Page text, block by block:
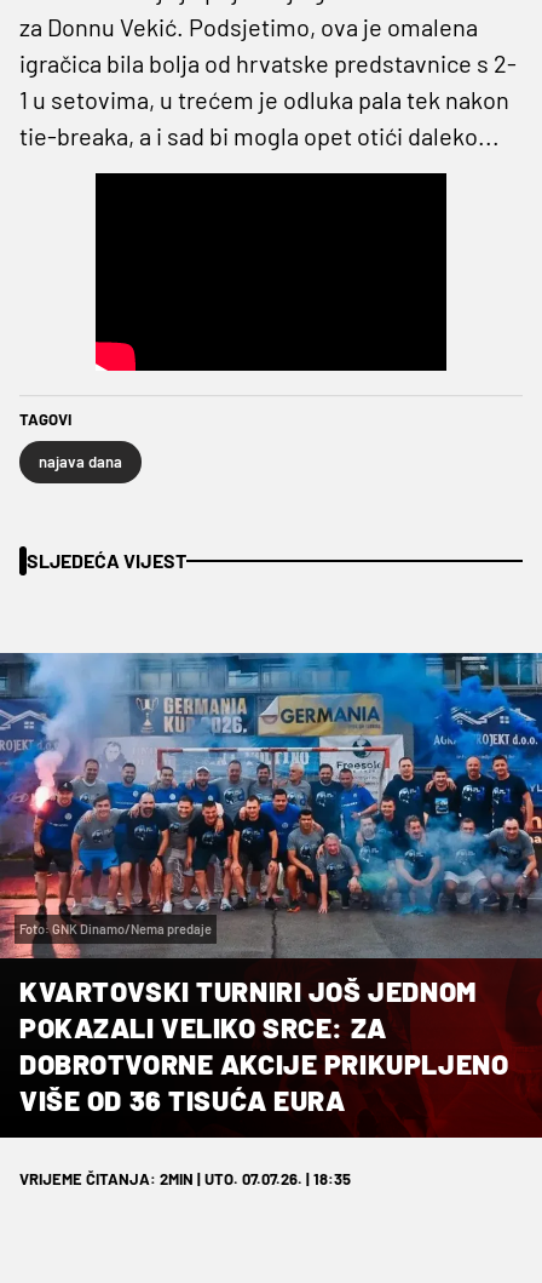
za Donnu Vekić. Podsjetimo, ova je omalena
igračica bila bolja od hrvatske predstavnice s 2-
1 u setovima, u trećem je odluka pala tek nakon
tie-breaka, a i sad bi mogla opet otići daleko...
TAGOVI
najava dana
SLJEDEĆA VIJEST
Foto: GNK Dinamo/Nema predaje
KVARTOVSKI TURNIRI JOŠ JEDNOM
POKAZALI VELIKO SRCE: ZA
DOBROTVORNE AKCIJE PRIKUPLJENO
VIŠE OD 36 TISUĆA EURA
VRIJEME ČITANJA: 2MIN | UTO. 07.07.26. | 18:35